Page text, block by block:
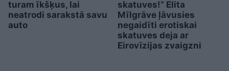
turam īkšķus, lai
neatrodi sarakstā savu
auto
skatuves!” Elita
Mīlgrāve ļāvusies
negaidīti erotiskai
skatuves deja ar
Eirovīzijas zvaigzni